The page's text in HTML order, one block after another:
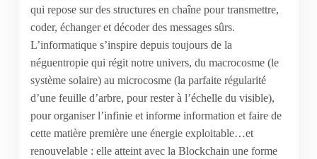
qui repose sur des structures en chaîne pour transmettre,
coder, échanger et décoder des messages sûrs.
L’informatique s’inspire depuis toujours de la
néguentropie qui régit notre univers, du macrocosme (le
système solaire) au microcosme (la parfaite régularité
d’une feuille d’arbre, pour rester à l’échelle du visible),
pour organiser l’infinie et informe information et faire de
cette matière première une énergie exploitable…et
renouvelable : elle atteint avec la Blockchain une forme